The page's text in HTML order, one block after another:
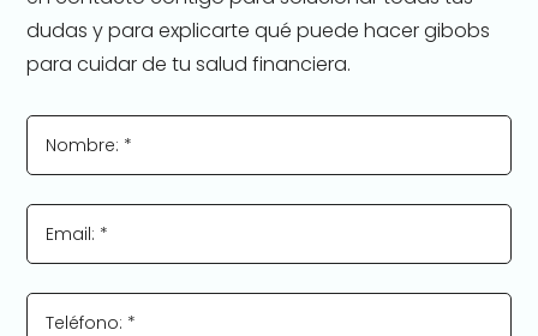
dudas y para explicarte qué puede hacer gibobs
para cuidar de tu salud financiera.
Nombre: *
Email: *
Teléfono: *